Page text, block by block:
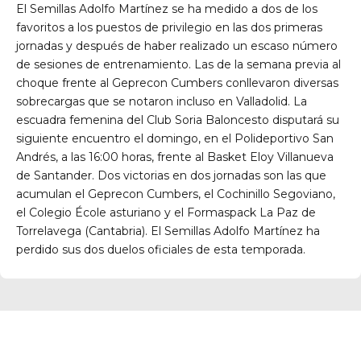
El Semillas Adolfo Martínez se ha medido a dos de los
favoritos a los puestos de privilegio en las dos primeras
jornadas y después de haber realizado un escaso número
de sesiones de entrenamiento. Las de la semana previa al
choque frente al Geprecon Cumbers conllevaron diversas
sobrecargas que se notaron incluso en Valladolid. La
escuadra femenina del Club Soria Baloncesto disputará su
siguiente encuentro el domingo, en el Polideportivo San
Andrés, a las 16:00 horas, frente al Basket Eloy Villanueva
de Santander. Dos victorias en dos jornadas son las que
acumulan el Geprecon Cumbers, el Cochinillo Segoviano,
el Colegio École asturiano y el Formaspack La Paz de
Torrelavega (Cantabria). El Semillas Adolfo Martínez ha
perdido sus dos duelos oficiales de esta temporada.